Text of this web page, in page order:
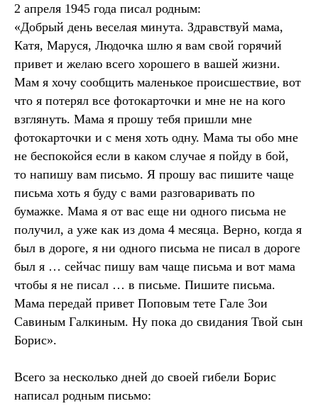
2 апреля 1945 года писал родным:
«Добрый день веселая минута. Здравствуй мама,
Катя, Маруся, Людочка шлю я вам свой горячий
привет и желаю всего хорошего в вашей жизни.
Мам я хочу сообщить маленькое происшествие, вот
что я потерял все фотокарточки и мне не на кого
взглянуть. Мама я прошу тебя пришли мне
фотокарточки и с меня хоть одну. Мама ты обо мне
не беспокойся если в каком случае я пойду в бой,
то напишу вам письмо. Я прошу вас пишите чаще
письма хоть я буду с вами разговаривать по
бумажке. Мама я от вас еще ни одного письма не
получил, а уже как из дома 4 месяца. Верно, когда я
был в дороге, я ни одного письма не писал в дороге
был я … сейчас пишу вам чаще письма и вот мама
чтобы я не писал … в письме. Пишите письма.
Мама передай привет Поповым тете Гале Зои
Савиным Галкиным. Ну пока до свидания Твой сын
Борис».
Всего за несколько дней до своей гибели Борис
написал родным письмо: